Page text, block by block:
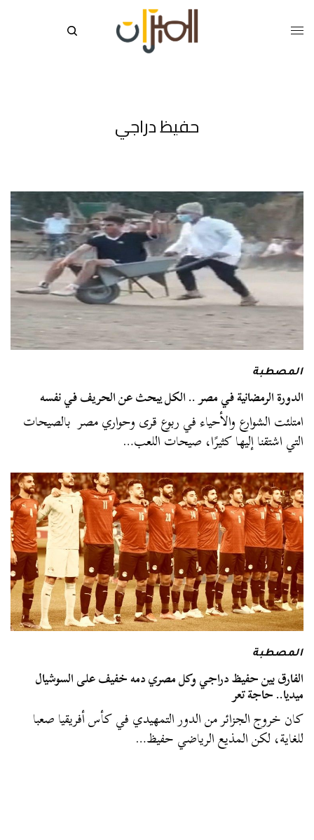
حفيظ دراجي
المصطبة
الدورة الرمضانية في مصر .. الكل يبحث عن الحريف في نفسه
امتلئت الشوارع والأحياء في ربوع قرى وحواري مصر بالصيحات
التي اشتقنا إليها كثيرًا، صيحات اللعب…
المصطبة
الفارق بين حفيظ دراجي وكل مصري دمه خفيف على السوشيال
ميديا.. حاجة تعر
كان خروج الجزائر من الدور التمهيدي في كأس أفريقيا صعبا
للغاية، لكن المذيع الرياضي حفيظ…